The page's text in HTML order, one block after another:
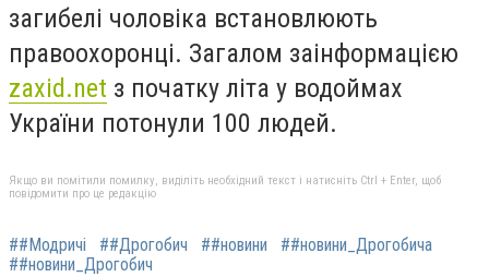
загибелі чоловіка встановлюють
правоохоронці. Загалом заінформацією
zaxid.net з початку літа у водоймах
України потонули 100 людей.
Якщо ви помітили помилку, виділіть необхідний текст і натисніть Ctrl + Enter, щоб
повідомити про це редакцію
##Модричі ##Дрогобич ##новини
##новини_Дрогобича
##новини_Дрогобич